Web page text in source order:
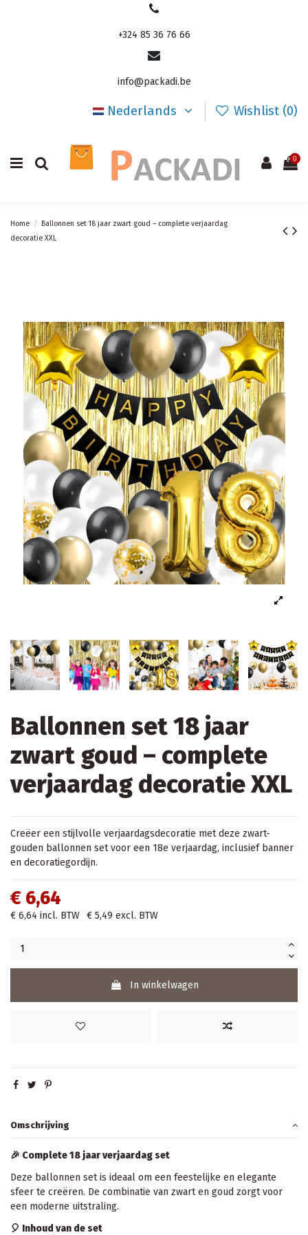
+324 85 36 76 66
info@packadi.be
Nederlands Wishlist (0)
0
Home
Ballonnen set 18 jaar zwart goud – complete verjaardag
decoratie XXL
Ballonnen set 18 jaar
zwart goud – complete
verjaardag decoratie XXL
Creëer een stijlvolle verjaardagsdecoratie met deze zwart-
gouden ballonnen set voor een 18e verjaardag, inclusief banner
en decoratiegordijn.
€ 6,64
€ 6,64 incl. BTW € 5,49 excl. BTW
In winkelwagen
Omschrijving
🎉 Complete 18 jaar verjaardag set
Deze ballonnen set is ideaal om een feestelijke en elegante
sfeer te creëren. De combinatie van zwart en goud zorgt voor
een moderne uitstraling.
🎈 Inhoud van de set